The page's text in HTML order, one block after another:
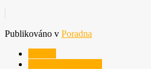
Publikováno v Poradna